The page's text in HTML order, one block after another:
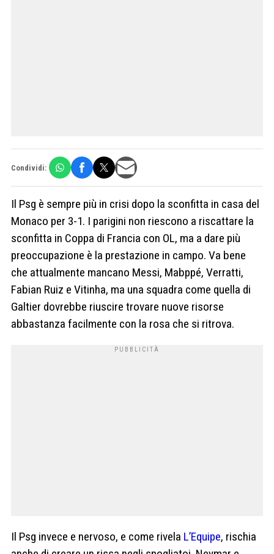
Condividi:
Il Psg è sempre più in crisi dopo la sconfitta in casa del
Monaco per 3-1. I parigini non riescono a riscattare la
sconfitta in Coppa di Francia con OL, ma a dare più
preoccupazione è la prestazione in campo. Va bene
che attualmente mancano Messi, Mabppé, Verratti,
Fabian Ruiz e Vitinha, ma una squadra come quella di
Galtier dovrebbe riuscire trovare nuove risorse
abbastanza facilmente con la rosa che si ritrova.
Il Psg invece e nervoso, e come rivela L’Equipe, rischia